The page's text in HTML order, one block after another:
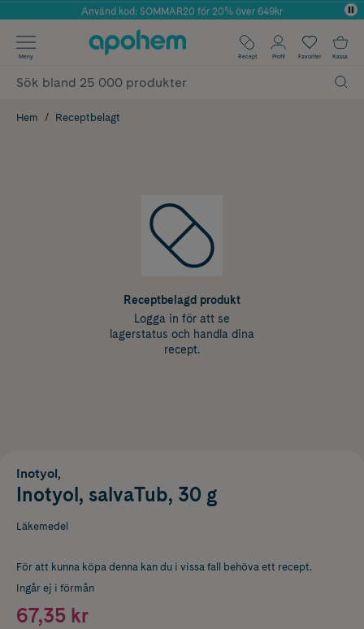
Årets Butik 2025 inom Skönhet
Använd kod: SOMMAR20 för 20% över 649kr
✓ Fri frakt
✓ Poäng på alla köp*
Meny Recept Profil Favoriter Kassa
Hem Receptbelagt
Receptbelagd produkt
Logga in för att se
lagerstatus och handla dina
recept.
Inotyol,
Inotyol, salvaTub, 30 g
Läkemedel
För att kunna köpa denna kan du i vissa fall behöva ett recept.
Ingår ej i förmån
67,35 kr